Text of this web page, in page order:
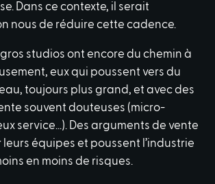
Dans ce contexte, il serait
nous de réduire cette cadence.
studios ont encore du chemin à
eux qui poussent vers du
toujours plus grand, et avec des
souvent douteuses (micro-
service…). Des arguments de vente
équipes et poussent l’industrie
en moins de risques.